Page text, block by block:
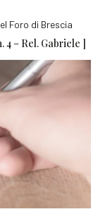
Foro di Brescia
4 – Rel. Gabriele ]